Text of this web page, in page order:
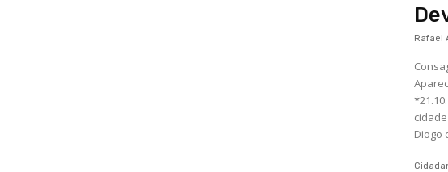
Rafael
Aparecida IRMÃO CLEMENTE
Diogo